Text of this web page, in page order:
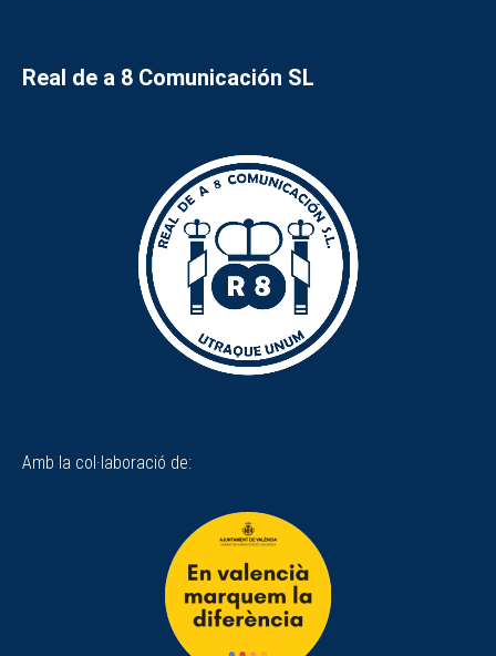
Real de a 8 Comunicación SL
Amb la col·laboració de: